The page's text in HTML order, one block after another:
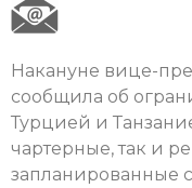
Накануне вице-
сообщила об
Турцией и
чартерные, так и
запланированные